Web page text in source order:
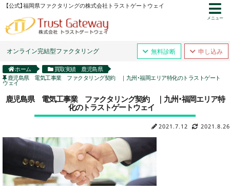
【公式】福岡県ファクタリングの株式会社トラストゲートウェイ
オンライン完結型ファクタリング 無料診断 申し込み
メニュー
ホーム
買取実績 鹿児島県
鹿児島県 電気工事業 ファクタリング契約 ｜九州・福岡エリア特化のトラストゲート
ウェイ
鹿児島県 電気工事業 ファクタリング契約 ｜九州・福岡エリア特
化のトラストゲートウェイ
2021.7.12 2021.8.26